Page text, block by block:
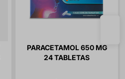
PARACETAMOL 650 MG
24 TABLETAS